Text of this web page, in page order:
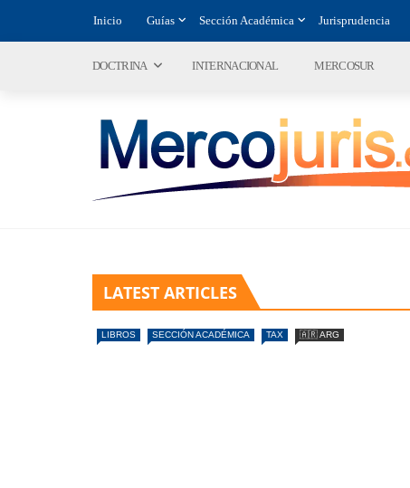
Inicio Guías Sección Académica Jurisprudencia
DOCTRINA INTERNACIONAL MERCOSUR
LATEST ARTICLES
LIBROS SECCIÓN ACADÉMICA TAX 🇦🇷 ARG